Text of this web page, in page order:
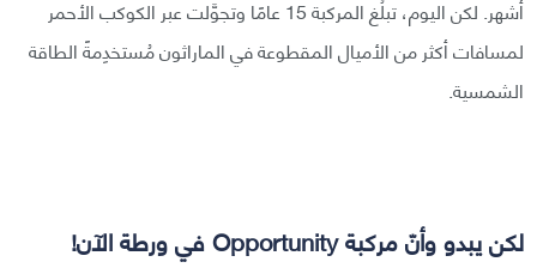
أشهر. لكن اليوم، تبلُغ المركبة 15 عامًا وتجوَّلت عبر الكوكب الأحمر
لمسافات أكثر من الأميال المقطوعة في الماراثون مُستخدِمةً الطاقة
الشمسية.
لكن يبدو وأنّ مركبة Opportunity في ورطة الآن!